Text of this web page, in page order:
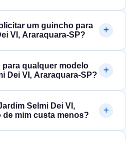
um guincho para
VI, Araraquara‑SP?
qualquer modelo
Dei VI, Araraquara‑SP?
Selmi Dei VI,
de mim custa menos?